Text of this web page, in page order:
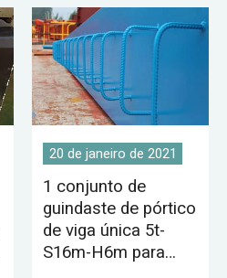
20 de janeiro de 2021
1 conjunto de
guindaste de pórtico
de viga única 5t-
S16m-H6m para